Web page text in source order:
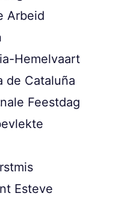
Arbeid
Hemelvaart
de Cataluña
Feestdag
Esteve